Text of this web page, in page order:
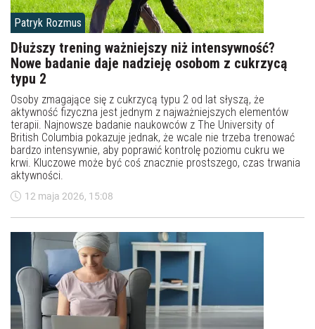
Patryk Rozmus
Dłuższy trening ważniejszy niż intensywność?
Nowe badanie daje nadzieję osobom z cukrzycą
typu 2
Osoby zmagające się z cukrzycą typu 2 od lat słyszą, że
aktywność fizyczna jest jednym z najważniejszych elementów
terapii. Najnowsze badanie naukowców z The University of
British Columbia pokazuje jednak, że wcale nie trzeba trenować
bardzo intensywnie, aby poprawić kontrolę poziomu cukru we
krwi. Kluczowe może być coś znacznie prostszego, czas trwania
aktywności.
12 maja 2026, 15:08